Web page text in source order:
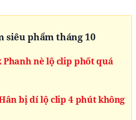
siêu phẩm tháng 10
nè lộ clip phốt quá
bị dí lộ clip 4 phút không